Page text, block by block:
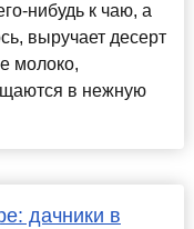
нибудь к чаю, а
выручает десерт
молоко,
в нежную
дачники в